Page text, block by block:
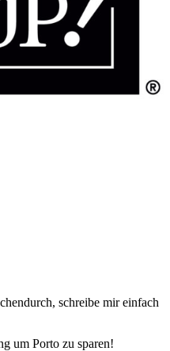
schreibe mir einfach
um Porto zu sparen!